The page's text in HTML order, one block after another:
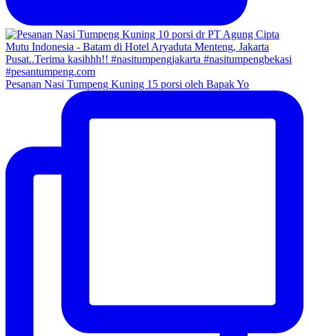
Pesanan Nasi Tumpeng Kuning 15 porsi oleh Bapak Yo